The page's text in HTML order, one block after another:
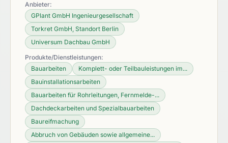
Anbieter:
GPlant GmbH Ingenieurgesellschaft
Torkret GmbH, Standort Berlin
Universum Dachbau GmbH
Produkte/Dienstleistungen:
Bauarbeiten
Komplett- oder Teilbauleistungen im...
Bauinstallationsarbeiten
Bauarbeiten für Rohrleitungen, Fernmelde-...
Dachdeckarbeiten und Spezialbauarbeiten
Baureifmachung
Abbruch von Gebäuden sowie allgemeine...